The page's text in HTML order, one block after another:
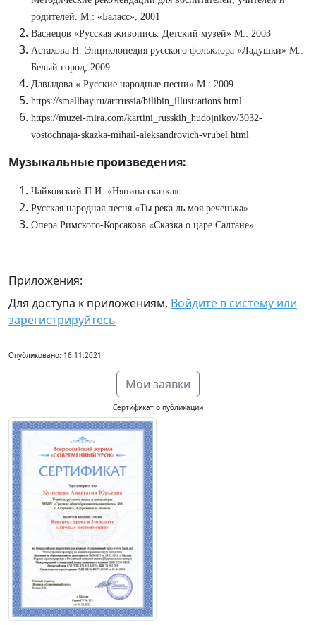
родителей. М.: «Баласс», 2001
Васнецов «Русская живопись. Детский музей» М.: 2003
Астахова Н. Энциклопедия русского фольклора «Ладушки» М.:
Белый город, 2009
Давыдова « Русские народные песни» М.: 2009
https://smallbay.ru/artrussia/bilibin_illustrations.html
https://muzei-mira.com/kartini_russkih_hudojnikov/3032-
vostochnaja-skazka-mihail-aleksandrovich-vrubel.html
Музыкальные произведения:
Чайковский П.И. «Нянина сказка»
Русская народная песня «Ты река ль моя реченька»
Опера Римского-Корсакова «Сказка о царе Салтане»
Приложения:
Для доступа к приложениям, Войдите в систему или
зарегистрируйтесь
Опубликовано: 16.11.2021
Мои заявки
Сертификат о публикации